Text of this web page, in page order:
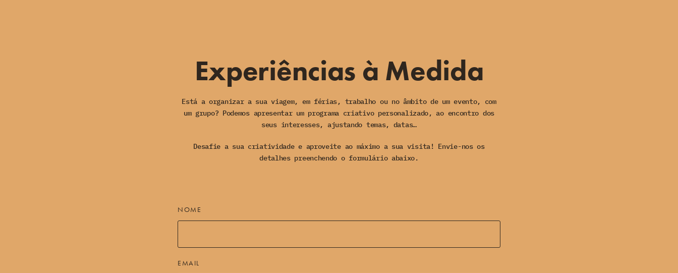
Experiências à Medida
Está a organizar a sua viagem, em férias, trabalho ou no âmbito de um evento, com
um grupo? Podemos apresentar um programa criativo personalizado, ao encontro dos
seus interesses, ajustando temas, datas…
Desafie a sua criatividade e aproveite ao máximo a sua visita! Envie-nos os
detalhes preenchendo o formulário abaixo.
NOME
EMAIL